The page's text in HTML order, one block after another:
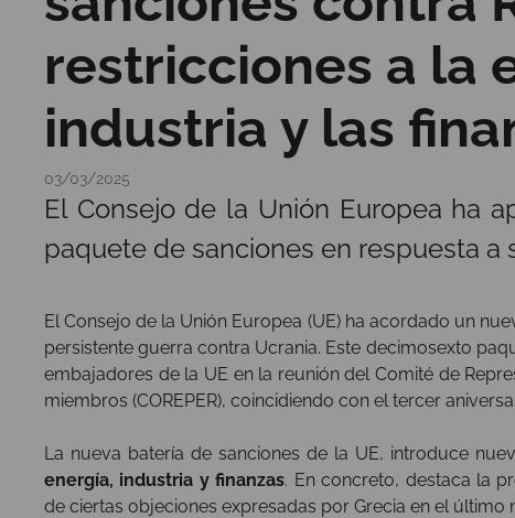
restricciones a la
industria y las
03/03/2025
El Consejo de la Unión Europea ha
paquete de sanciones en respuesta
El Consejo de la Unión Europea (UE) ha acordado un
persistente guerra contra Ucrania. Este decimosexto
embajadores de la UE en la reunión del Comité de
miembros (COREPER), coincidiendo con el tercer
La nueva batería de sanciones de la UE, introduce
energía, industria y finanzas. En concreto, destaca la
de ciertas objeciones expresadas por Grecia en el último